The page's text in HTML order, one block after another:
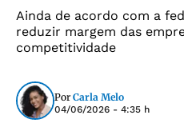
Ainda de acordo com a
reduzir margem das
competitividade
Por Carla Melo
04/06/2026 - 4:35 h